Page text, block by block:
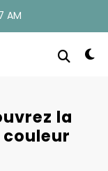
AM
la